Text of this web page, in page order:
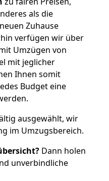
als die
Zuhause
verfügen wir über
Umzügen von
mit jeglicher
Ihnen somit
Budget eine
ausgewählt, wir
im Umzugsbereich.
Dann holen
unverbindliche